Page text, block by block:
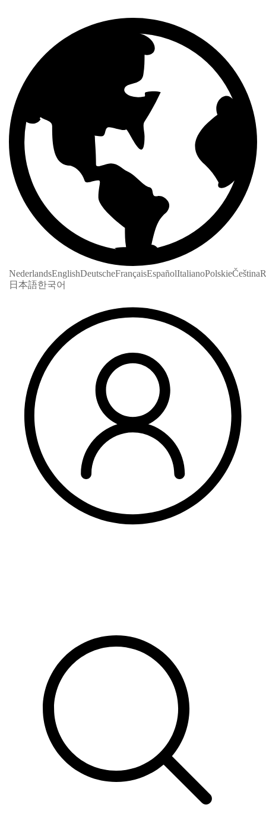
NederlandsEnglishDeutscheFrançaisEspañolItalianoPolskieČeština
日本語한국어